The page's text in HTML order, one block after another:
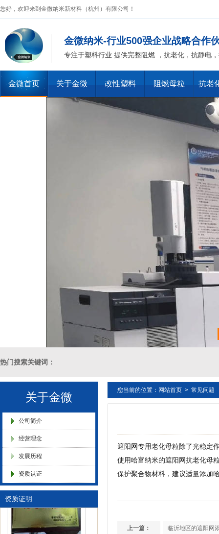
您好，欢迎来到金微纳米新材料（杭州）有限公司！
金微纳米-行业500强企业战略合作
专注于塑料行业 提供完整阻燃 ，抗老化，抗静电
金微首页 关于金微 改性塑料 阻燃母粒 抗老
热门搜索关键词：
十溴二苯乙烷母粒，三氧化二锑母粒，三氧化二锑替代物 PVC 无卤
燃 ABS阻燃 ，PA 阻燃，PET阻燃 ，PBT阻燃 ，环氧树脂阻燃，玻璃
化，抗静电母粒，阻燃料，抗老化料，环氧树脂抗老化，油漆涂料抗菌
关于金微
公司简介
经营理念
发展历程
资质认证
资质证明
金微纳米荣获“国家高新技术企
中国塑料加工 中国塑料加工协
会改性塑料专业委员会理事单
中国塑料加工工业协会理事
您当前的位置： 网站首页 > 常见问题
遮阳网专用老化母粒除了光稳定
使用哈富纳米的遮阳网抗老化母
保护聚合物材料，建议适量添加
上一篇： 临沂地区的遮阳网